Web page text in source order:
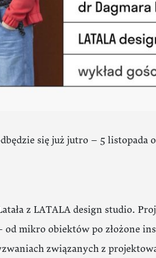
się już jutro – 5 listopada
z LATALA design studio.
mikro obiektów po złożone
związanych z